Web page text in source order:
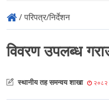
/ परिपत्र/निर्देशन
विवरण उपलब्ध
स्थानीय तह समन्वय शाखा २०८२